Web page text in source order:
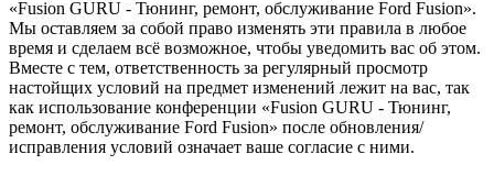
«Fusion GURU - Тюнинг, ремонт, обслуживание Ford Fusion».
Мы оставляем за собой право изменять эти правила в любое
время и сделаем всё возможное, чтобы уведомить вас об этом.
Вместе с тем, ответственность за регулярный просмотр
настойщих условий на предмет изменений лежит на вас, так
как использование конференции «Fusion GURU - Тюнинг,
ремонт, обслуживание Ford Fusion» после обновления/
исправления условий означает ваше согласие с ними.